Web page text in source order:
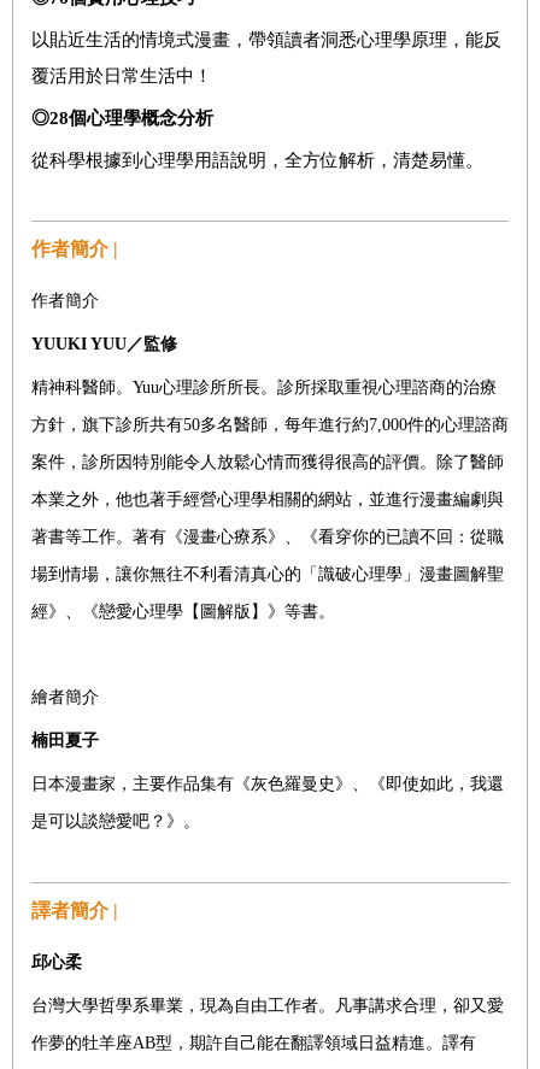
以貼近生活的情境式漫畫，帶領讀者洞悉心理學原理，能反
覆活用於日常生活中！
◎28個心理學概念分析
從科學根據到心理學用語說明，全方位解析，清楚易懂。
作者簡介 |
作者簡介
YUUKI YUU／監修
精神科醫師。Yuu心理診所所長。診所採取重視心理諮商的治療
方針，旗下診所共有50多名醫師，每年進行約7,000件的心理諮商
案件，診所因特別能令人放鬆心情而獲得很高的評價。除了醫師
本業之外，他也著手經營心理學相關的網站，並進行漫畫編劇與
著書等工作。著有《漫畫心療系》、《看穿你的已讀不回：從職
場到情場，讓你無往不利看清真心的「識破心理學」漫畫圖解聖
經》、《戀愛心理學【圖解版】》等書。
繪者簡介
楠田夏子
日本漫畫家，主要作品集有《灰色羅曼史》、《即使如此，我還
是可以談戀愛吧？》。
譯者簡介 |
邱心柔
台灣大學哲學系畢業，現為自由工作者。凡事講求合理，卻又愛
作夢的牡羊座AB型，期許自己能在翻譯領域日益精進。譯有